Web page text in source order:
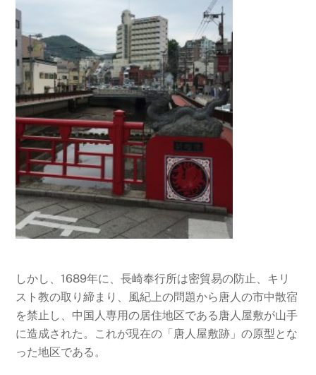
しかし、1689年に、長崎奉行所は密貿易の防止、キリ
スト教の取り締まり、風紀上の問題から唐人の市中散宿
を禁止し、中国人専用の居住地区である唐人屋敷が山手
に造成された。これが現在の「唐人屋敷跡」の原型とな
った地区である。